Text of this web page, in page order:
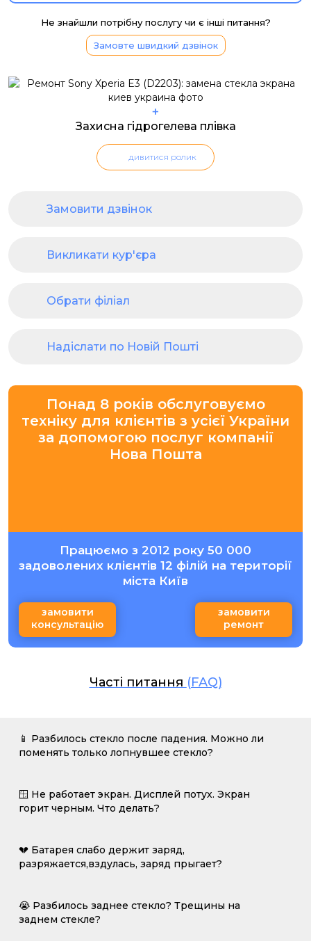
Не знайшли потрібну послугу чи є інші питання?
Замовте швидкий дзвінок
+
Захисна гідрогелева плівка
дивитися ролик
Замовити дзвінок
Викликати кур'єра
Обрати філіал
Надіслати по Новій Пошті
Понад 8 років обслуговуємо
техніку для клієнтів з усієї України
за допомогою послуг компанії
Нова Пошта
Працюємо з 2012 року 50 000
задоволених клієнтів 12 філій на території
міста Київ
замовити
консультацію
замовити
ремонт
Часті питання (FAQ)
📱 Разбилось стекло после падения. Можно ли
поменять только лопнувшее стекло?
🪟 Не работает экран. Дисплей потух. Экран
горит черным. Что делать?
💔 Батарея слабо держит заряд,
разряжается,вздулась, заряд прыгает?
😭 Разбилось заднее стекло? Трещины на
заднем стекле?